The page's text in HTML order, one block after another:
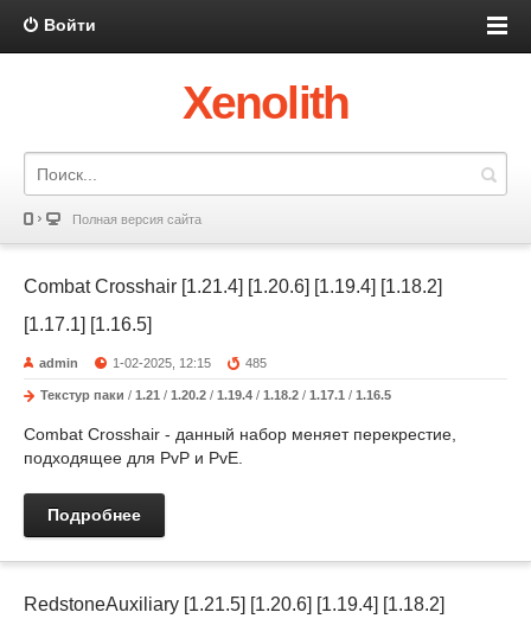
Войти
Xenolith
Полная версия сайта
Combat Crosshair [1.21.4] [1.20.6] [1.19.4] [1.18.2]
[1.17.1] [1.16.5]
admin 1-02-2025, 12:15 485
Текстур паки / 1.21 / 1.20.2 / 1.19.4 / 1.18.2 / 1.17.1 / 1.16.5
Combat Crosshair - данный набор меняет перекрестие,
подходящее для PvP и PvE.
Подробнее
RedstoneAuxiliary [1.21.5] [1.20.6] [1.19.4] [1.18.2]